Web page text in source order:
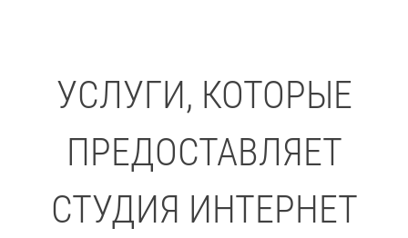
УСЛУГИ, КОТОРЫЕ
ПРЕДОСТАВЛЯЕТ
СТУДИЯ ИНТЕРНЕТ